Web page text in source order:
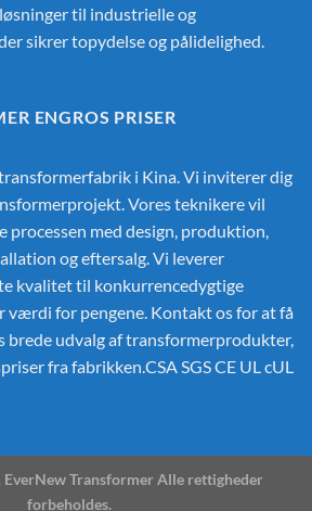
til industrielle og
sikrer topydelse og pålidelighed.
ENGROS PRISER
i Kina. Vi inviterer dig
Vores teknikere vil
processen med design, produktion,
og eftersalg. Vi leverer
kvalitet til konkurrencedygtige
værdi for pengene. Kontakt os for at få
brede udvalg af transformerprodukter,
fra fabrikken.CSA SGS CE UL cUL
EverNew Transformer Alle rettigheder
forbeholdes.